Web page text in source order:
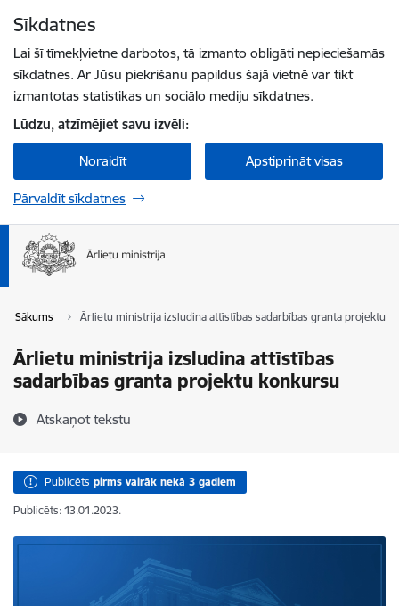
Sīkdatnes
Lai šī tīmekļvietne darbotos, tā izmanto obligāti nepieciešamās
sīkdatnes. Ar Jūsu piekrišanu papildus šajā vietnē var tikt
izmantotas statistikas un sociālo mediju sīkdatnes.
Lūdzu, atzīmējiet savu izvēli:
Noraidīt Apstiprināt visas
Pārvaldīt sīkdatnes
Sākums Ārlietu ministrija izsludina attīstības sadarbības granta projektu
Ārlietu ministrija izsludina attīstības
sadarbības granta projektu konkursu
Atskaņot tekstu
Publicēts pirms vairāk nekā 3 gadiem
Publicēts: 13.01.2023.